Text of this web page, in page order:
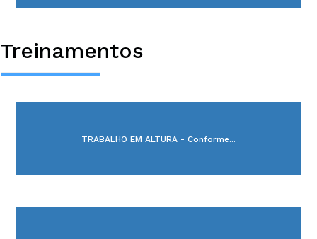
Treinamentos
TRABALHO EM ALTURA - Conforme...